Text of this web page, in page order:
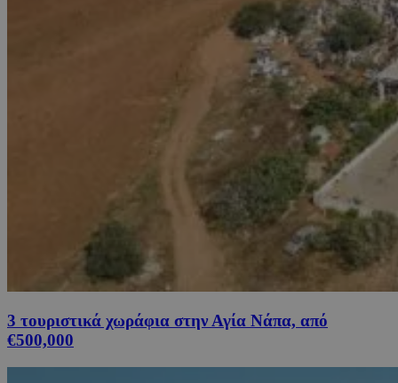
3 τουριστικά χωράφια στην Αγία Νάπα, από
€500,000